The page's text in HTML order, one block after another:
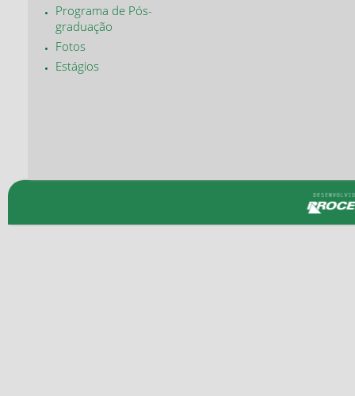
Programa de Pós-
graduação
Fotos
Estágios